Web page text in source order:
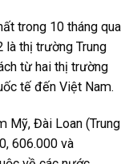
trong 10 tháng qua
thị trường Trung
từ hai thị trường
tế đến Việt Nam.
Mỹ, Đài Loan (Trung
606.000 và